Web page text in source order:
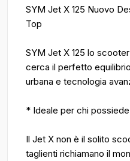
SYM Jet X 125 Nuovo
Top
SYM Jet X 125 lo
cerca il perfetto
urbana e tecnologia
* Ideale per chi
Il Jet X non è il solito
taglienti richiamano il